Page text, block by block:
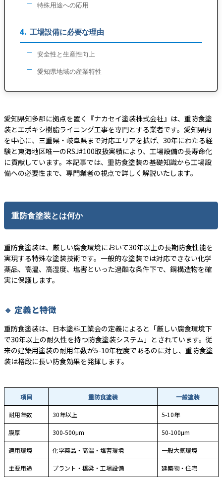
特殊用途への応用
工場設備に必要な理由
安全性と生産性向上
愛知県地域の産業特性
愛知県知多郡に拠点を置く『ナカセイ塗装株式会社』は、重防食塗
装とエポキシ樹脂ライニング工事を専門とする業者です。愛知県内
を中心に、三重県・岐阜県まで対応エリアを拡げ、30年にわたる経
験と東海地区唯一のRSJ#100取扱実績により、工場設備の長寿命化
に貢献しています。本記事では、重防食塗装の基礎知識から工場設
備への必要性まで、専門業者の視点で詳しく解説いたします。
重防食塗装とは何か
重防食塗装は、厳しい腐食環境において30年以上の長期防食性能を
実現する特殊な塗装技術です。一般的な塗装では対応できない化学
薬品、高温、高湿度、塩害といった過酷な条件下で、鋼構造物を確
実に保護します。
🔹 定義と特徴
重防食塗装は、日本塗料工業会の定義によると「厳しい腐食環境下
で30年以上の耐久性を持つ防食塗装システム」とされています。従
来の建築用塗装の耐用年数が5-10年程度であるのに対し、重防食塗
装は格段に長い防食効果を発揮します。
項目 重防食塗装 一般塗装
耐用年数 30年以上 5-10年
膜厚 300-500μm 50-100μm
適用環境 化学薬品・高温・塩害環境 一般大気環境
主要用途 プラント・橋梁・工場設備 建築物・住宅